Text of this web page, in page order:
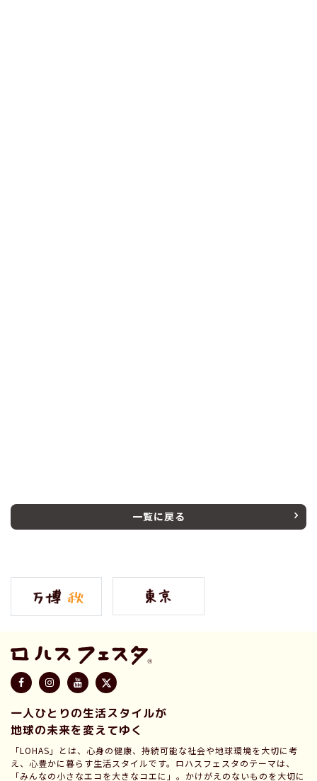
一覧に戻る
一人ひとりの生活スタイルが
地球の未来を変えてゆく
「LOHAS」とは、心身の健康、持続可能な社会や地球環境を大切に考
え、心豊かに暮らす生活スタイルです。ロハスフェスタのテーマは、
「みんなの小さなエコを大きなコエに」。かけがえのないものを大切に